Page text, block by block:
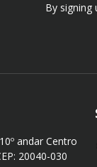
By signing
andar Centro
20040-030